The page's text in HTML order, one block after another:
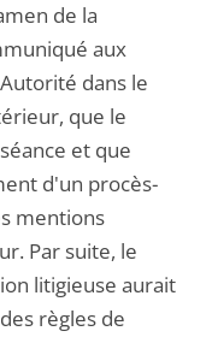
de la
aux
dans le
que le
et que
d'un procès-
mentions
Par suite, le
litigieuse aurait
règles de